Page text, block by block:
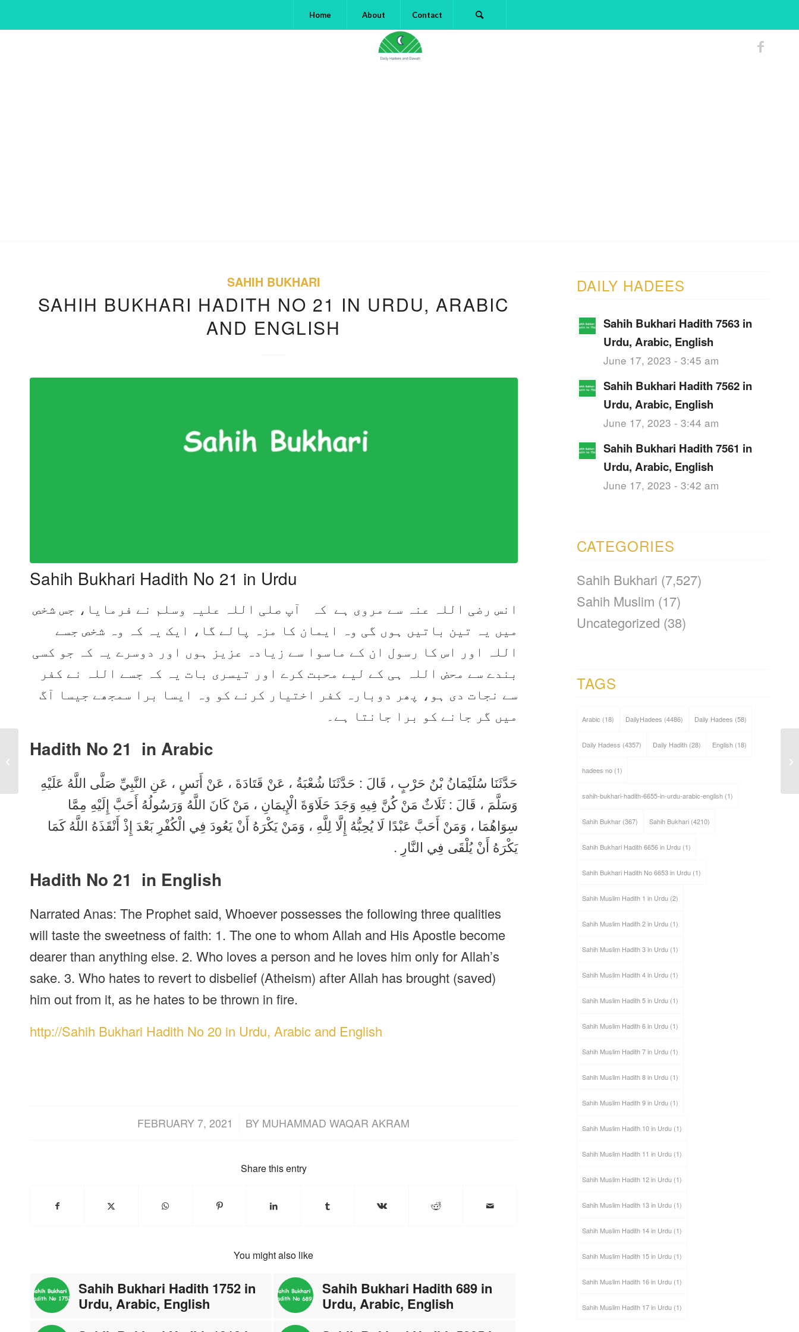
Home About Contact
SAHIH BUKHARI
SAHIH BUKHARI HADITH NO 21 IN URDU, ARABIC
AND ENGLISH
Sahih Bukhari Hadith No 21 in Urdu
انس رضی اللہ عنہ سے مروی ہے کہ آپ صلی اللہ علیہ وسلم نے فرمایا، جس شخص
میں یہ تین باتیں ہوں گی وہ ایمان کا مزہ پالے گا، ایک یہ کہ وہ شخص جسے
اللہ اور اس کا رسول ان کے ماسوا سے زیادہ عزیز ہوں اور دوسرے یہ کہ جو کسی
بندے سے محض اللہ ہی کے لیے محبت کرے اور تیسری بات یہ کہ جسے اللہ نے کفر
سے نجات دی ہو، پھر دوبارہ کفر اختیار کرنے کو وہ ایسا برا سمجھے جیسا آگ
میں گر جانے کو برا جانتا ہے۔
Hadith No 21 in Arabic
حَدَّثَنَا سُلَيْمَانُ بْنُ حَرْبٍ ، قَالَ : حَدَّثَنَا شُعْبَةُ ، عَنْ قَتَادَةَ ، عَنْ أَنَسٍ ، عَنِ النَّبِيِّ صَلَّى اللَّهُ عَلَيْهِ
وَسَلَّمَ ، قَالَ : ثَلَاثٌ مَنْ كُنَّ فِيهِ وَجَدَ حَلَاوَةَ الْإِيمَانِ ، مَنْ كَانَ اللَّهُ وَرَسُولُهُ أَحَبَّ إِلَيْهِ مِمَّا
سِوَاهُمَا ، وَمَنْ أَحَبَّ عَبْدًا لَا يُحِبُّهُ إِلَّا لِلَّهِ ، وَمَنْ يَكْرَهُ أَنْ يَعُودَ فِي الْكُفْرِ بَعْدَ إِذْ أَنْقَذَهُ اللَّهُ كَمَا
يَكْرَهُ أَنْ يُلْقَى فِي النَّارِ .
Hadith No 21 in English
Narrated Anas: The Prophet said, Whoever possesses the following three qualities
will taste the sweetness of faith: 1. The one to whom Allah and His Apostle become
dearer than anything else. 2. Who loves a person and he loves him only for Allah’s
sake. 3. Who hates to revert to disbelief (Atheism) after Allah has brought (saved)
him out from it, as he hates to be thrown in fire.
http://Sahih Bukhari Hadith No 20 in Urdu, Arabic and English
FEBRUARY 7, 2021
/ BY MUHAMMAD WAQAR AKRAM
Share this entry
You might also like
Sahih Bukhari Hadith 1752 in
Urdu, Arabic, English
Sahih Bukhari Hadith 689 in
Urdu, Arabic, English
DAILY HADEES
Sahih Bukhari Hadith 7563 in
Urdu, Arabic, English
June 17, 2023 - 3:45 am
Sahih Bukhari Hadith 7562 in
Urdu, Arabic, English
June 17, 2023 - 3:44 am
Sahih Bukhari Hadith 7561 in
Urdu, Arabic, English
June 17, 2023 - 3:42 am
CATEGORIES
Sahih Bukhari (7,527)
Sahih Muslim (17)
Uncategorized (38)
TAGS
Arabic (18) DailyHadees (4486) Daily Hadees (58)
Daily Hadess (4357) Daily Hadith(28) English(18)
hadees no(1)
sahih-bukhari-hadith-6655-in-urdu-arabic-english(1)
Sahih Bukhar(367) Sahih Bukhari(4210)
Sahih Bukhari Hadith 6656 in Urdu(1)
Sahih Bukhari Hadith No 6653 in Urdu(1)
Sahih Muslim Hadith 1 in Urdu(2)
Sahih Muslim Hadith 2 in Urdu(1)
Sahih Muslim Hadith 3 in Urdu(1)
Sahih Muslim Hadith 4 in Urdu(1)
Sahih Muslim Hadith 5 in Urdu(1)
Sahih Muslim Hadith 6 in Urdu(1)
Sahih Muslim Hadith 7 in Urdu(1)
Sahih Muslim Hadith 8 in Urdu(1)
Sahih Muslim Hadith 9 in Urdu(1)
Sahih Muslim Hadith 10 in Urdu(1)
Sahih Muslim Hadith 11 in Urdu(1)
Sahih Muslim Hadith 12 in Urdu(1)
Sahih Muslim Hadith 13 in Urdu(1)
Sahih Muslim Hadith 14 in Urdu(1)
Sahih Muslim Hadith 15 in Urdu(1)
Sahih Muslim Hadith 16 in Urdu(1)
Sahih Muslim Hadith 17 in Urdu(1)
Sahih Bukhari Hadith
and English